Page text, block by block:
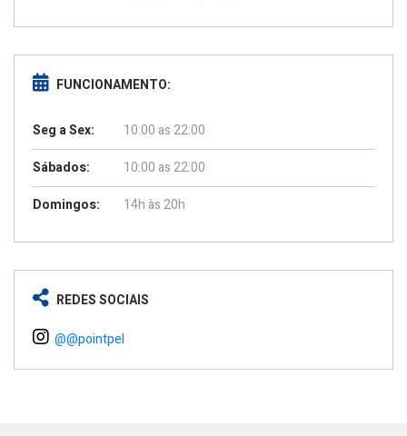
FUNCIONAMENTO:
Seg a Sex:
10:00 as 22:00
Sábados:
10:00 as 22:00
Domingos:
14h às 20h
REDES SOCIAIS
@@pointpel